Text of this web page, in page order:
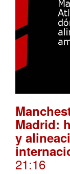
Madrid:
y
21:16